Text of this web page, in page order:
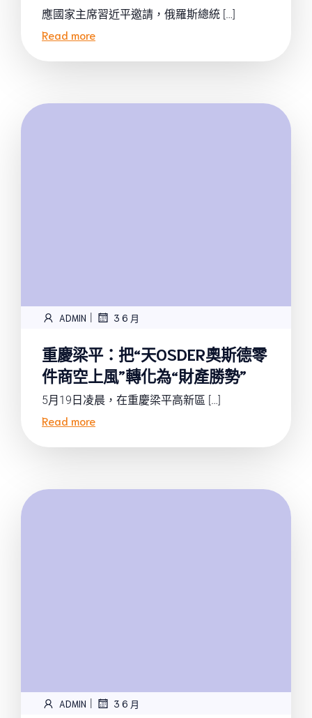
應國家主席習近平邀請，俄羅斯總統 […]
Read more
ADMIN | 3 6 月
重慶梁平：把“天OSDER奧斯德零
件商空上風”轉化為“財產勝勢”
5月19日凌晨，在重慶梁平高新區 […]
Read more
ADMIN | 3 6 月